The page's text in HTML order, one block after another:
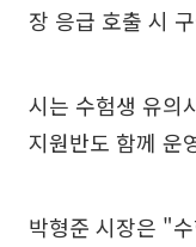
장 응급 호출 시
시는 수험생 유의
지원반도 함께 운
박형준 시장은 "